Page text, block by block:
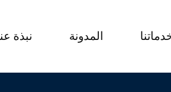
المدونة نبذة